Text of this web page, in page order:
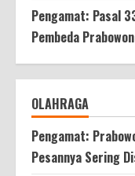
Pengamat: Pasal
Pembeda
OLAHRAGA
Pengamat:
Pesannya Sering